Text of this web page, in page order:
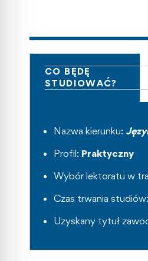
CO BĘDĘ
STUDIOWAĆ?
Nazwa kierunku:
Profil: Praktyczny
Wybór lektoratu w
Czas trwania studiów:
Uzyskany tytuł